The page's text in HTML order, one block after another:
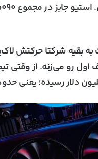
بقیه شرکتا حرکتش
رو می‌زنه. از وقتی